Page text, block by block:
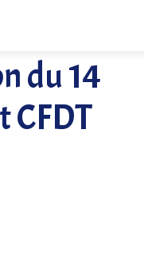
du 14
CFDT